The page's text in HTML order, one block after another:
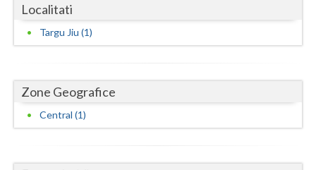
Constanta
Covasna
Dolj
Galati
Localitati
Targu Jiu (1)
Zone Geografice
Central (1)